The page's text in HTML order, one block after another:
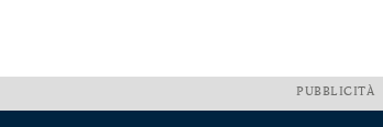
PUBBLICITÀ